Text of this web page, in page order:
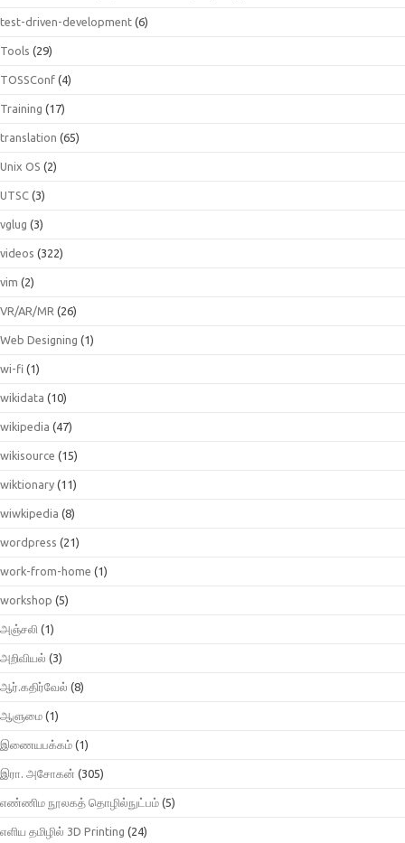
test-driven-development (6)
Tools (29)
TOSSConf (4)
Training (17)
translation (65)
Unix OS (2)
UTSC (3)
vglug (3)
videos (322)
vim (2)
VR/AR/MR (26)
Web Designing (1)
wi-fi (1)
wikidata (10)
wikipedia (47)
wikisource (15)
wiktionary (11)
wiwkipedia (8)
wordpress (21)
work-from-home (1)
workshop (5)
அஞ்சலி (1)
அறிவியல் (3)
ஆர்.கதிர்வேல் (8)
ஆளுமை (1)
இணையபக்கம் (1)
இரா. அசோகன் (305)
எண்ணிம நூலகத் தொழில்நுட்பம் (5)
எளிய தமிழில் 3D Printing (24)